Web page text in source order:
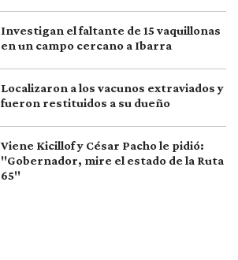
Investigan el faltante de 15 vaquillonas
en un campo cercano a Ibarra
Localizaron a los vacunos extraviados y
fueron restituidos a su dueño
Viene Kicillof y César Pacho le pidió:
"Gobernador, mire el estado de la Ruta
65"